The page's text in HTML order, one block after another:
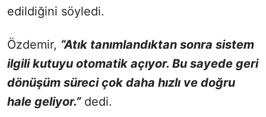
edildiğini söyledi.
Özdemir, “Atık tanımlandıktan sonra sistem
ilgili kutuyu otomatik açıyor. Bu sayede geri
dönüşüm süreci çok daha hızlı ve doğru
hale geliyor.”dedi.